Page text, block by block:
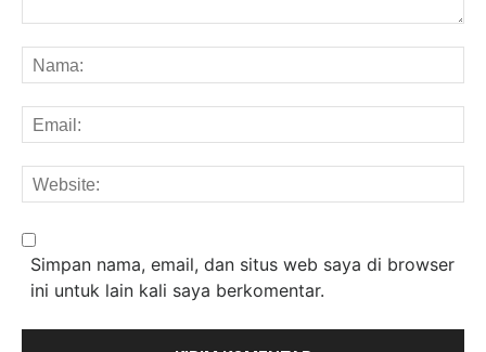
Simpan nama, email, dan situs web saya di browser
ini untuk lain kali saya berkomentar.